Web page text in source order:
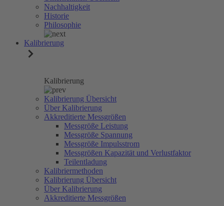
Nachhaltigkeit
Historie
Philosophie
Kalibrierung
Kalibrierung
Kalibrierung Übersicht
Über Kalibrierung
Akkreditierte Messgrößen
Messgröße Leistung
Messgröße Spannung
Messgröße Impulsstrom
Messgrößen Kapazität und Verlustfaktor
Teilentladung
Kalibriermethoden
Kalibrierung Übersicht
Über Kalibrierung
Akkreditierte Messgrößen